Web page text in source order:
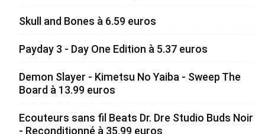
Skull and Bones à 6.59 euros
Payday 3 - Day One Edition à 5.37 euros
Demon Slayer - Kimetsu No Yaiba - Sweep The
Board à 13.99 euros
Ecouteurs sans fil Beats Dr. Dre Studio Buds Noir
- Reconditionné à 35.99 euros